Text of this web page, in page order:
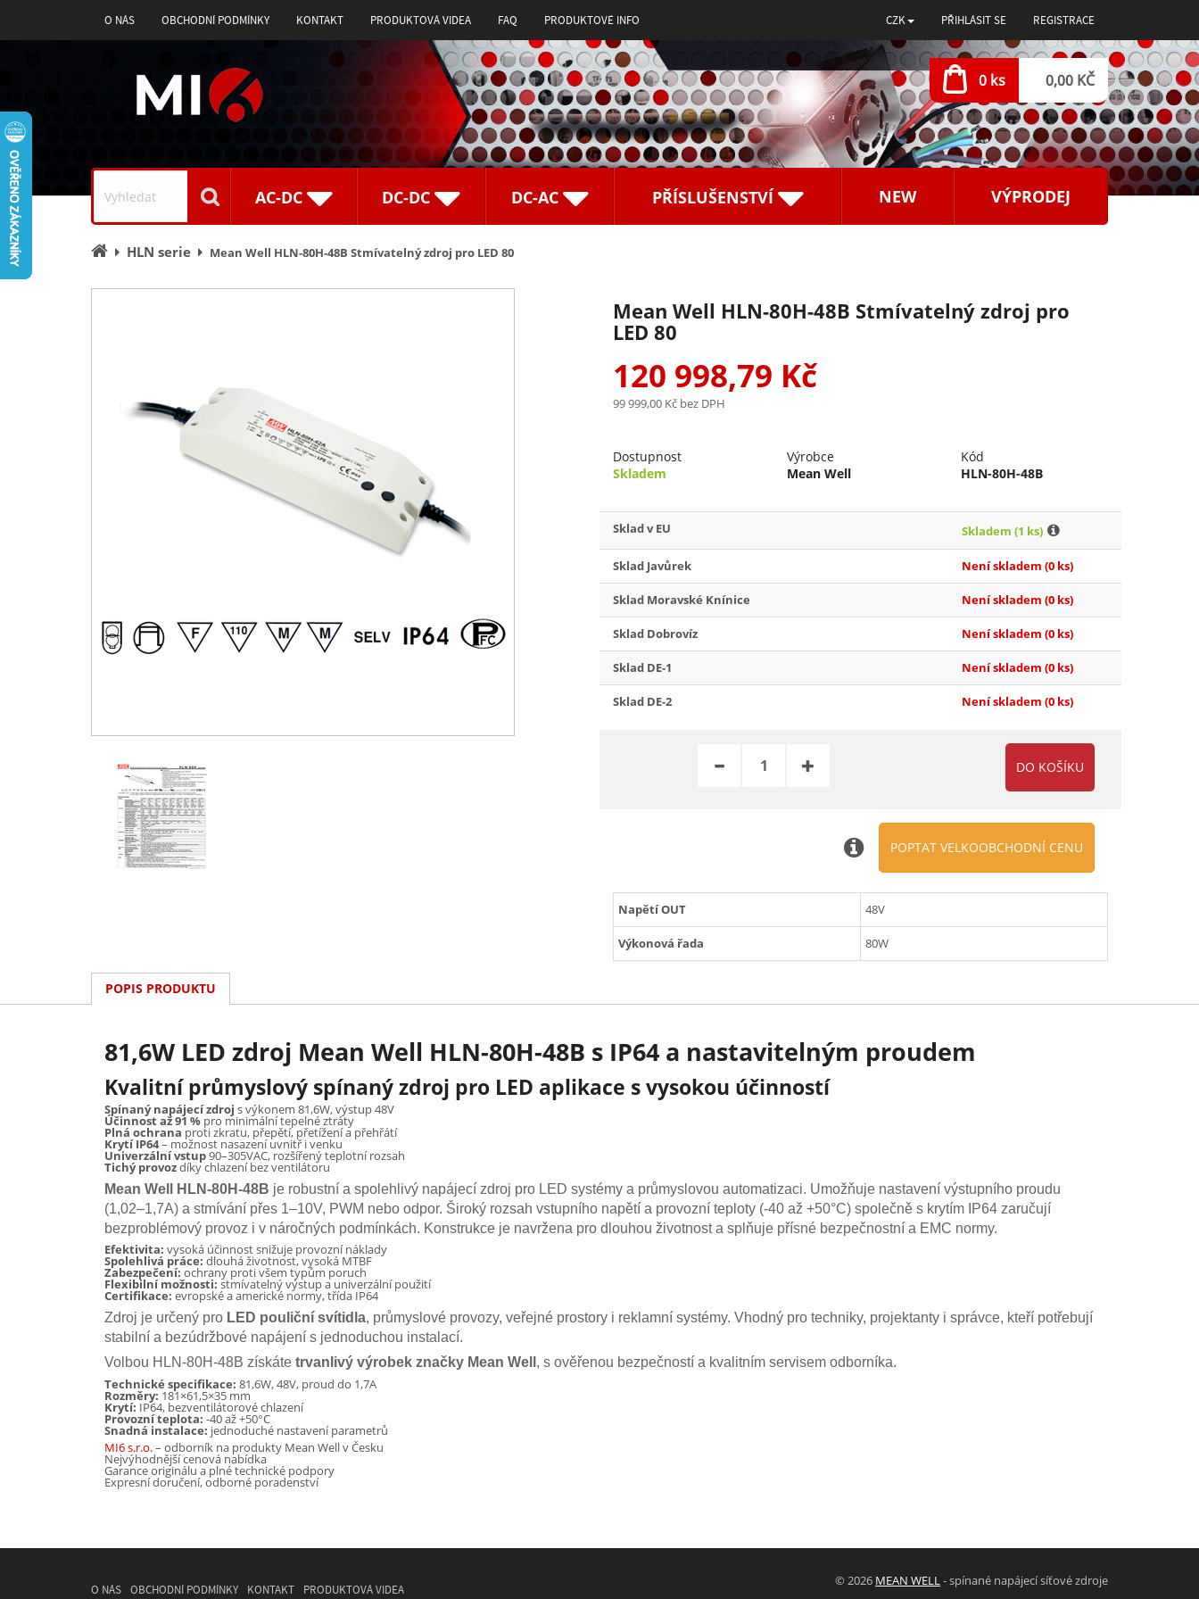
O NÁS OBCHODNÍ PODMÍNKY KONTAKT PRODUKTOVÁ VIDEA FAQ PRODUKTOVÉ INFO CZK PŘIHLÁSIT SE REGISTRACE
0 ks 0,00 KČ
Vyhledávání
AC-DC DC-DC DC-AC PŘÍSLUŠENSTVÍ NEW VÝPRODEJ
ÚvodníHLN serie Mean Well HLN-80H-48B Stmívatelný zdroj pro LED 80
Mean Well HLN-80H-48B Stmívatelný zdroj pro
LED 80
120 998,79 Kč
99 999,00 Kč bez DPH
Dostupnost
Skladem
Výrobce
Mean Well
Kód
HLN-80H-48B
Sklad v EU Skladem (1 ks)
Sklad Javůrek Není skladem (0 ks)
Sklad Moravské Knínice Není skladem (0 ks)
Sklad Dobrovíz Není skladem (0 ks)
Sklad DE-1 Není skladem (0 ks)
Sklad DE-2 Není skladem (0 ks)
POPTAT VELKOOBCHODNÍ CENU
Napětí OUT 48V
Výkonová řada 80W
POPIS PRODUKTU
81,6W LED zdroj Mean Well HLN-80H-48B s IP64 a nastavitelným proudem
Kvalitní průmyslový spínaný zdroj pro LED aplikace s vysokou účinností
Spínaný napájecí zdroj s výkonem 81,6W, výstup 48V
Účinnost až 91 % pro minimální tepelné ztráty
Plná ochrana proti zkratu, přepětí, přetížení a přehřátí
Krytí IP64– možnost nasazení uvnitř i venku
Univerzální vstup90–305VAC, rozšířený teplotní rozsah
Tichý provozdíky chlazení bez ventilátoru
Mean Well HLN-80H-48B je robustní a spolehlivý napájecí zdroj pro LED systémy a průmyslovou automatizaci. Umožňuje nastavení výstupního proudu
(1,02–1,7A) a stmívání přes 1–10V, PWM nebo odpor. Široký rozsah vstupního napětí a provozní teploty (-40 až +50°C) společně s krytím IP64 zaručují
bezproblémový provoz i v náročných podmínkách. Konstrukce je navržena pro dlouhou životnost a splňuje přísné bezpečnostní a EMC normy.
Efektivita: vysoká účinnost snižuje provozní náklady
Spolehlivá práce: dlouhá životnost, vysoká MTBF
Zabezpečení: ochrany proti všem typům poruch
Flexibilní možnosti: stmívatelný výstup a univerzální použití
Certifikace: evropské a americké normy, třída IP64
Zdroj je určený pro LED pouliční svítidla, průmyslové provozy, veřejné prostory i reklamní systémy. Vhodný pro techniky, projektanty i správce, kteří potřebují
stabilní a bezúdržbové napájení s jednoduchou instalací.
Volbou HLN-80H-48B získáte trvanlivý výrobek značky Mean Well , s ověřenou bezpečností a kvalitním servisem odborníka.
Technické specifikace: 81,6W, 48V, proud do 1,7A
Rozměry: 181×61,5×35 mm
Krytí: IP64, bezventilátorové chlazení
Provozní teplota: -40 až +50°C
Snadná instalace: jednoduché nastavení parametrů
MI6 s.r.o.– odborník na produkty Mean Well v Česku
Nejvýhodnější cenová nabídka
Garance originálu a plné technické podpory
Expresní doručení, odborné poradenství
O NÁS OBCHODNÍ PODMÍNKY KONTAKT PRODUKTOVÁ VIDEA
© 2026 MEAN WELL - spínané napájecí síťové zdroje